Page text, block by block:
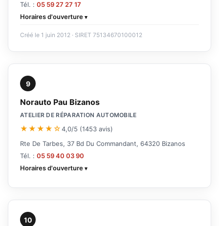
Tél. : 05 59 27 27 17
Horaires d'ouverture
Créé le 1 juin 2012 · SIRET 75134670100012
9
Norauto Pau Bizanos
ATELIER DE RÉPARATION AUTOMOBILE
★★★★☆4,0/5 (1453 avis)
Rte De Tarbes, 37 Bd Du Commandant, 64320 Bizanos
Tél. : 05 59 40 03 90
Horaires d'ouverture
10